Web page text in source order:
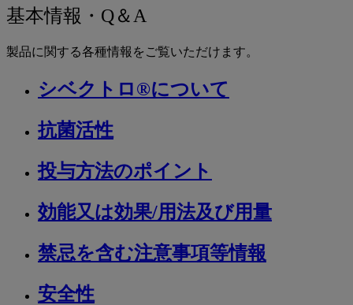
関
連
ー
基
本
報・
基本情報・Q＆A
製品に関する各種情報をご覧いただけます。
シベクトロ®について
抗菌活性
投与方法のポイント
効能又は効果/用法及び用量
禁忌を含む注意事項等情報
安全性